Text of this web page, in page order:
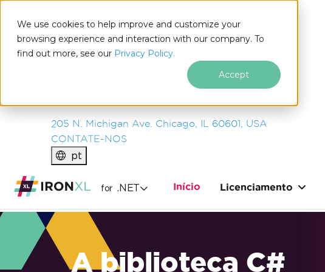
We use cookies to help improve and customize your
browsing experience and interaction with our company. To
find out more, see our Privacy Policy.
Accept
IRONSOFTWARE
PRODUTOS
EMPRESA
205 N. Michigan Ave. Chicago, IL 60601, USA
CONTATE-NOS
pt
for .NET Início Licenciamento
A biblioteca C#